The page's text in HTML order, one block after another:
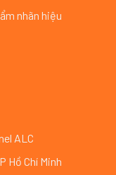
nhãn hiệu
ALC
Hồ Chí Minh